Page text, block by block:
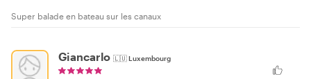
Super balade en bateau sur les canaux
Giancarlo 🇱🇺Luxembourg